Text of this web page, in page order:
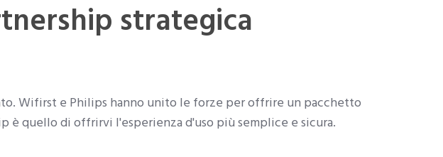
strategica
Wifirst e Philips hanno unito le forze per offrire un pacchetto
è quello di offrirvi l'esperienza d'uso più semplice e sicura.